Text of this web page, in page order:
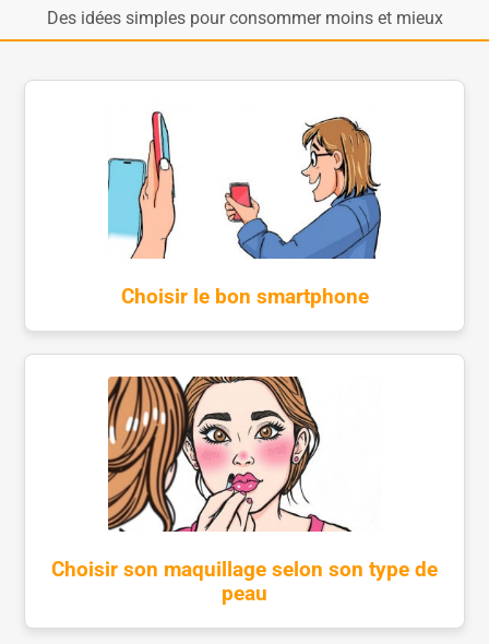
Des idées simples pour consommer moins et mieux
Choisir le bon smartphone
Choisir son maquillage selon son type de
peau